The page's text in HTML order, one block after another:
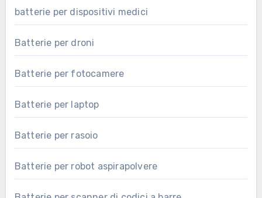
batterie per dispositivi medici
Batterie per droni
Batterie per fotocamere
Batterie per laptop
Batterie per rasoio
Batterie per robot aspirapolvere